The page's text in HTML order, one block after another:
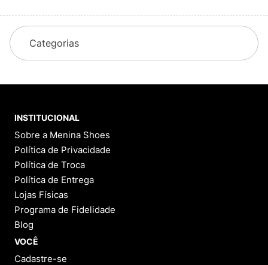
Categorias
INSTITUCIONAL
Sobre a Menina Shoes
Política de Privacidade
Política de Troca
Política de Entrega
Lojas Físicas
Programa de Fidelidade
Blog
VOCÊ
Cadastre-se